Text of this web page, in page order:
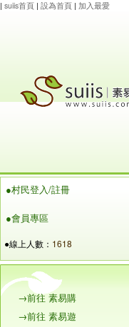
| suiis首頁 | 設為首頁 | 加入最愛
●村民登入/註冊
●會員專區
●線上人數： 1618
→前往 素易購
→前往 素易遊